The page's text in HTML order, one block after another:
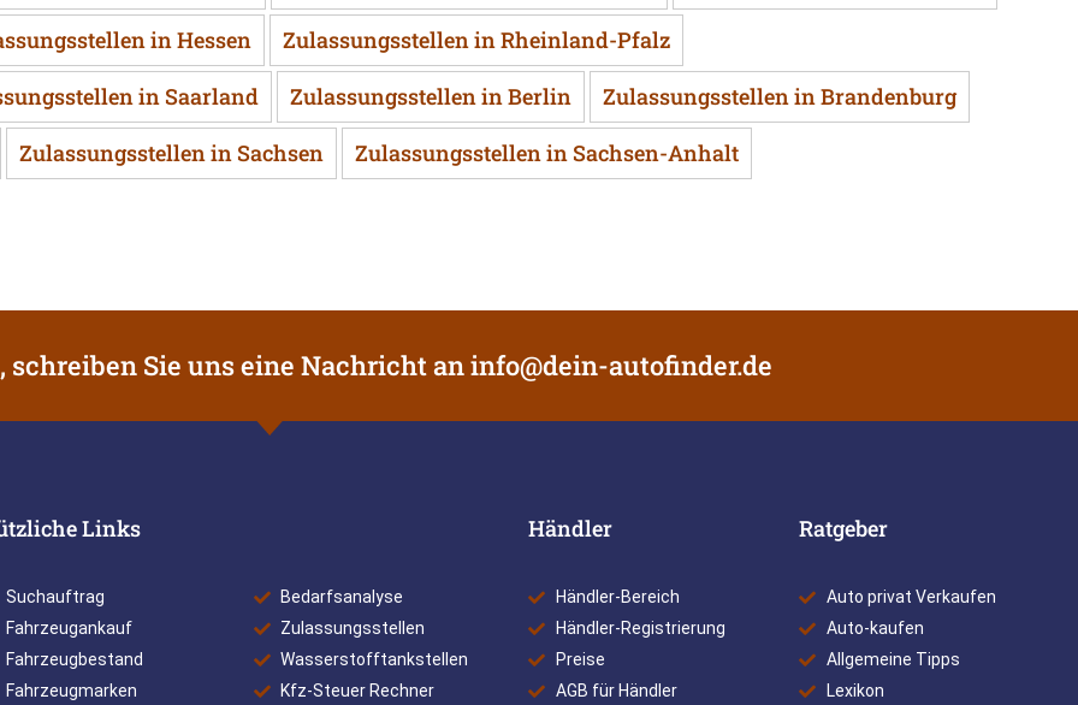
in Hessen
Zulassungsstellen in Rheinland-Pfalz
in Saarland
Zulassungsstellen in Berlin
Zulassungsstellen in Brandenburg
Zulassungsstellen in Sachsen
Zulassungsstellen in Sachsen-Anhalt
schreiben Sie uns eine Nachricht aninfo@dein-autofinder.de
Links
Suchauftrag
Fahrzeugankauf
Fahrzeugbestand
Fahrzeugmarken
Bedarfsanalyse
Zulassungsstellen
Wasserstofftankstellen
Kfz-Steuer Rechner
Händler
Händler-Bereich
Händler-Registrierung
Preise
AGB für Händler
Ratgeber
Auto privat Verkaufen
Auto-kaufen
Allgemeine Tipps
Lexikon